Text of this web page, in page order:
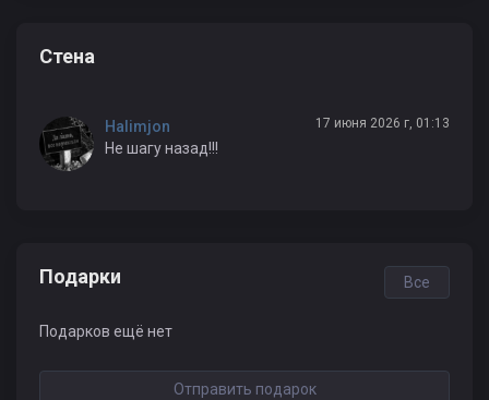
Стена
Halimjon 17 июня 2026 г, 01:13
Не шагу назад!!!
Подарки Все
Подарков ещё нет
Отправить подарок